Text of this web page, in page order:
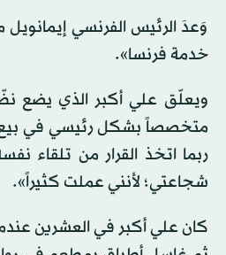
وَعدَ الرئيس الفرنسي إيمانويل
خدمة فرنسا».
ويعلّق علي أكبر الذي يضع
متخصصاً بشكل رئيسي في بيع
ربما اتخذ القرار من تلقاء
شجاعتي؛ لأنني عملت كثيراً».
كان علي أكبر في العشرين